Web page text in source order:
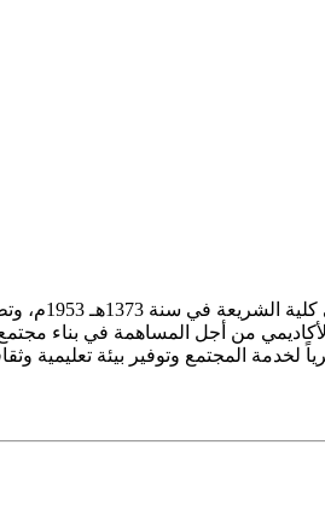
الأكاديمي من أجل المساهمة في بناء
لخدمة المجتمع وتوفير بيئة